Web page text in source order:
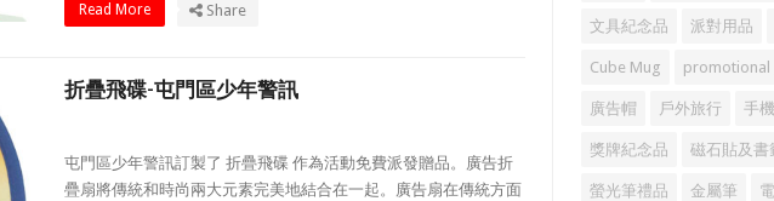
Read More Share
折疊飛碟-屯門區少年警訊
屯門區少年警訊訂製了 折疊飛碟 作為活動免費派發贈品。廣告折
疊扇將傳統和時尚兩大元素完美地結合在一起。廣告扇在傳統方面
文具紀念品 派對用品
Cube Mug
廣告帽 戶外旅行 手
獎牌紀念品 磁石貼及書
螢光筆禮品 金屬筆